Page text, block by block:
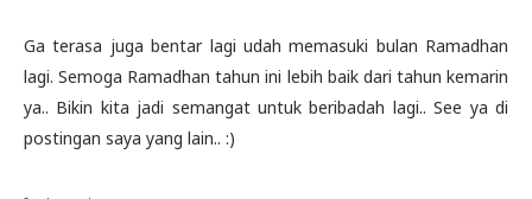
Ga terasa juga bentar lagi udah memasuki bulan Ramadhan
lagi. Semoga Ramadhan tahun ini lebih baik dari tahun kemarin
ya.. Bikin kita jadi semangat untuk beribadah lagi.. See ya di
postingan saya yang lain.. :)